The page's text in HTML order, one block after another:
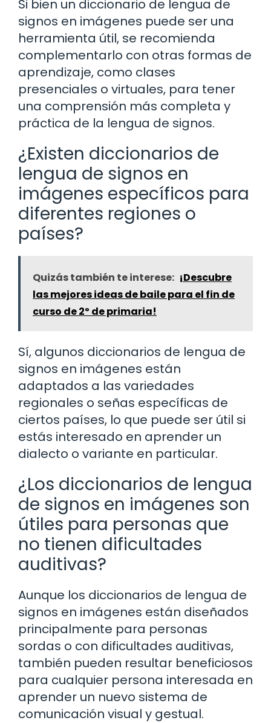
Si bien un diccionario de lengua de
signos en imágenes puede ser una
herramienta útil, se recomienda
complementarlo con otras formas de
aprendizaje, como clases
presenciales o virtuales, para tener
una comprensión más completa y
práctica de la lengua de signos.
¿Existen diccionarios de
lengua de signos en
imágenes específicos para
diferentes regiones o
países?
Quizás también te interese: ¡Descubre
las mejores ideas de baile para el fin de
curso de 2º de primaria!
Sí, algunos diccionarios de lengua de
signos en imágenes están
adaptados a las variedades
regionales o señas específicas de
ciertos países, lo que puede ser útil si
estás interesado en aprender un
dialecto o variante en particular.
¿Los diccionarios de lengua
de signos en imágenes son
útiles para personas que
no tienen dificultades
auditivas?
Aunque los diccionarios de lengua de
signos en imágenes están diseñados
principalmente para personas
sordas o con dificultades auditivas,
también pueden resultar beneficiosos
para cualquier persona interesada en
aprender un nuevo sistema de
comunicación visual y gestual.